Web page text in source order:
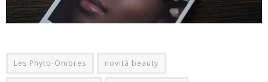
Les Phyto-Ombres novità beauty